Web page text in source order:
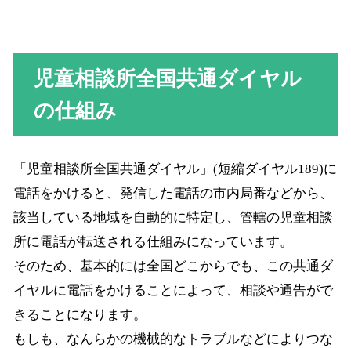
児童相談所全国共通ダイヤル
の仕組み
「児童相談所全国共通ダイヤル」(短縮ダイヤル189)に
電話をかけると、発信した電話の市内局番などから、
該当している地域を自動的に特定し、管轄の児童相談
所に電話が転送される仕組みになっています。
そのため、基本的には全国どこからでも、この共通ダ
イヤルに電話をかけることによって、相談や通告がで
きることになります。
もしも、なんらかの機械的なトラブルなどによりつな